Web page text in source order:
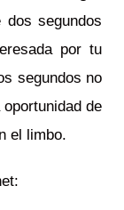
segundos
por tu
segundos no
de
el limbo.